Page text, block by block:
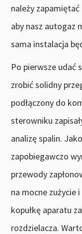
należy
aby nasz autogaz
sama instalacja
Po pierwsze udać
zrobić solidny
podłączony do
sterowniku
analizę spalin.
zapobiegawczo
przewody
na mocne zużycie
kopułkę aparatu
rozdzielacza.